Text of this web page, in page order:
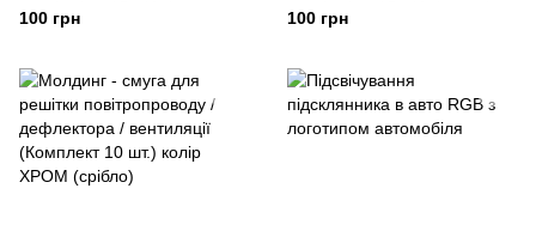
вентиляції (Комплект 10 шт.)
колір СИНІЙ ПЕРЛАМУТР
100 грн
вентиляції (Комплект 10 шт.)
колір ЧЕРВОНИЙ ПЕРЛАМУТР
100 грн